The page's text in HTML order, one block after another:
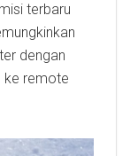
terbaru
dengan
ke remote